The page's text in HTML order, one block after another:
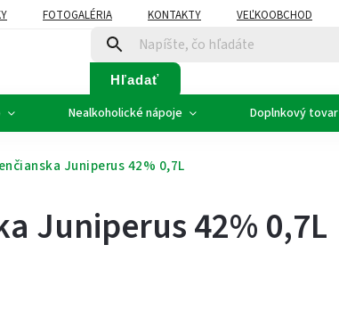
FOTOGALÉRIA KONTAKTY VEĽKOOBCHOD
SVADOBNÉ VÍNO - ETIKETY
PLÁN ROZVOZU
Hľadať
Nealkoholické nápoje Doplnkový tovar
Juniperus 42% 0,7L
Juniperus 42% 0,7L